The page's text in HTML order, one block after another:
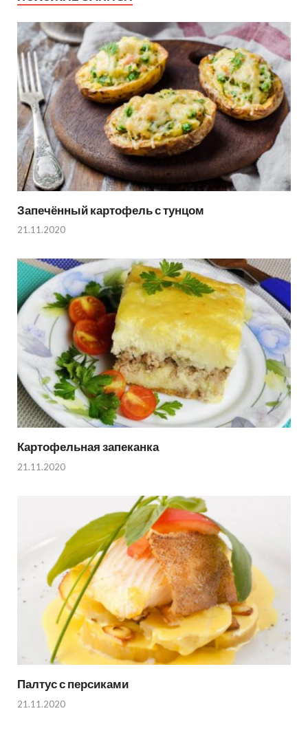
Запечённый картофель с тунцом
21.11.2020
Картофельная запеканка
21.11.2020
Палтус с персиками
21.11.2020